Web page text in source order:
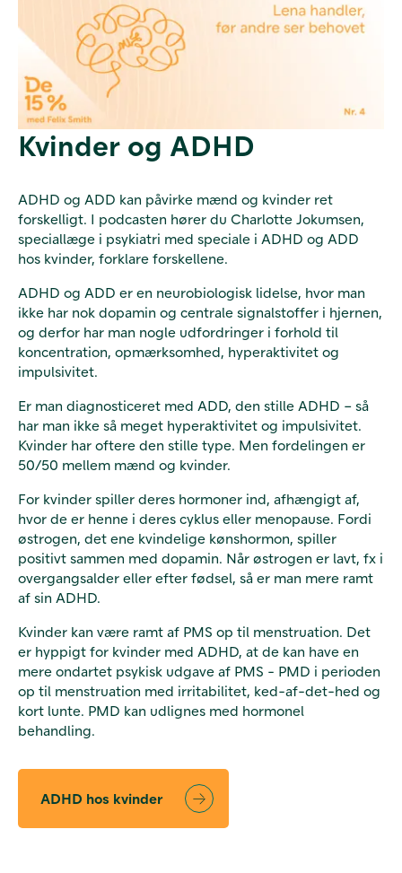
Kvinder og ADHD
ADHD og ADD kan påvirke mænd og kvinder ret
forskelligt. I podcasten hører du Charlotte Jokumsen,
speciallæge i psykiatri med speciale i ADHD og ADD
hos kvinder, forklare forskellene.
ADHD og ADD er en neurobiologisk lidelse, hvor man
ikke har nok dopamin og centrale signalstoffer i hjernen,
og derfor har man nogle udfordringer i forhold til
koncentration, opmærksomhed, hyperaktivitet og
impulsivitet.
Er man diagnosticeret med ADD, den stille ADHD – så
har man ikke så meget hyperaktivitet og impulsivitet.
Kvinder har oftere den stille type. Men fordelingen er
50/50 mellem mænd og kvinder.
For kvinder spiller deres hormoner ind, afhængigt af,
hvor de er henne i deres cyklus eller menopause. Fordi
østrogen, det ene kvindelige kønshormon, spiller
positivt sammen med dopamin. Når østrogen er lavt, fx i
overgangsalder eller efter fødsel, så er man mere ramt
af sin ADHD.
Kvinder kan være ramt af PMS op til menstruation. Det
er hyppigt for kvinder med ADHD, at de kan have en
mere ondartet psykisk udgave af PMS - PMD i perioden
op til menstruation med irritabilitet, ked-af-det-hed og
kort lunte. PMD kan udlignes med hormonel
behandling.
ADHD hos kvinder